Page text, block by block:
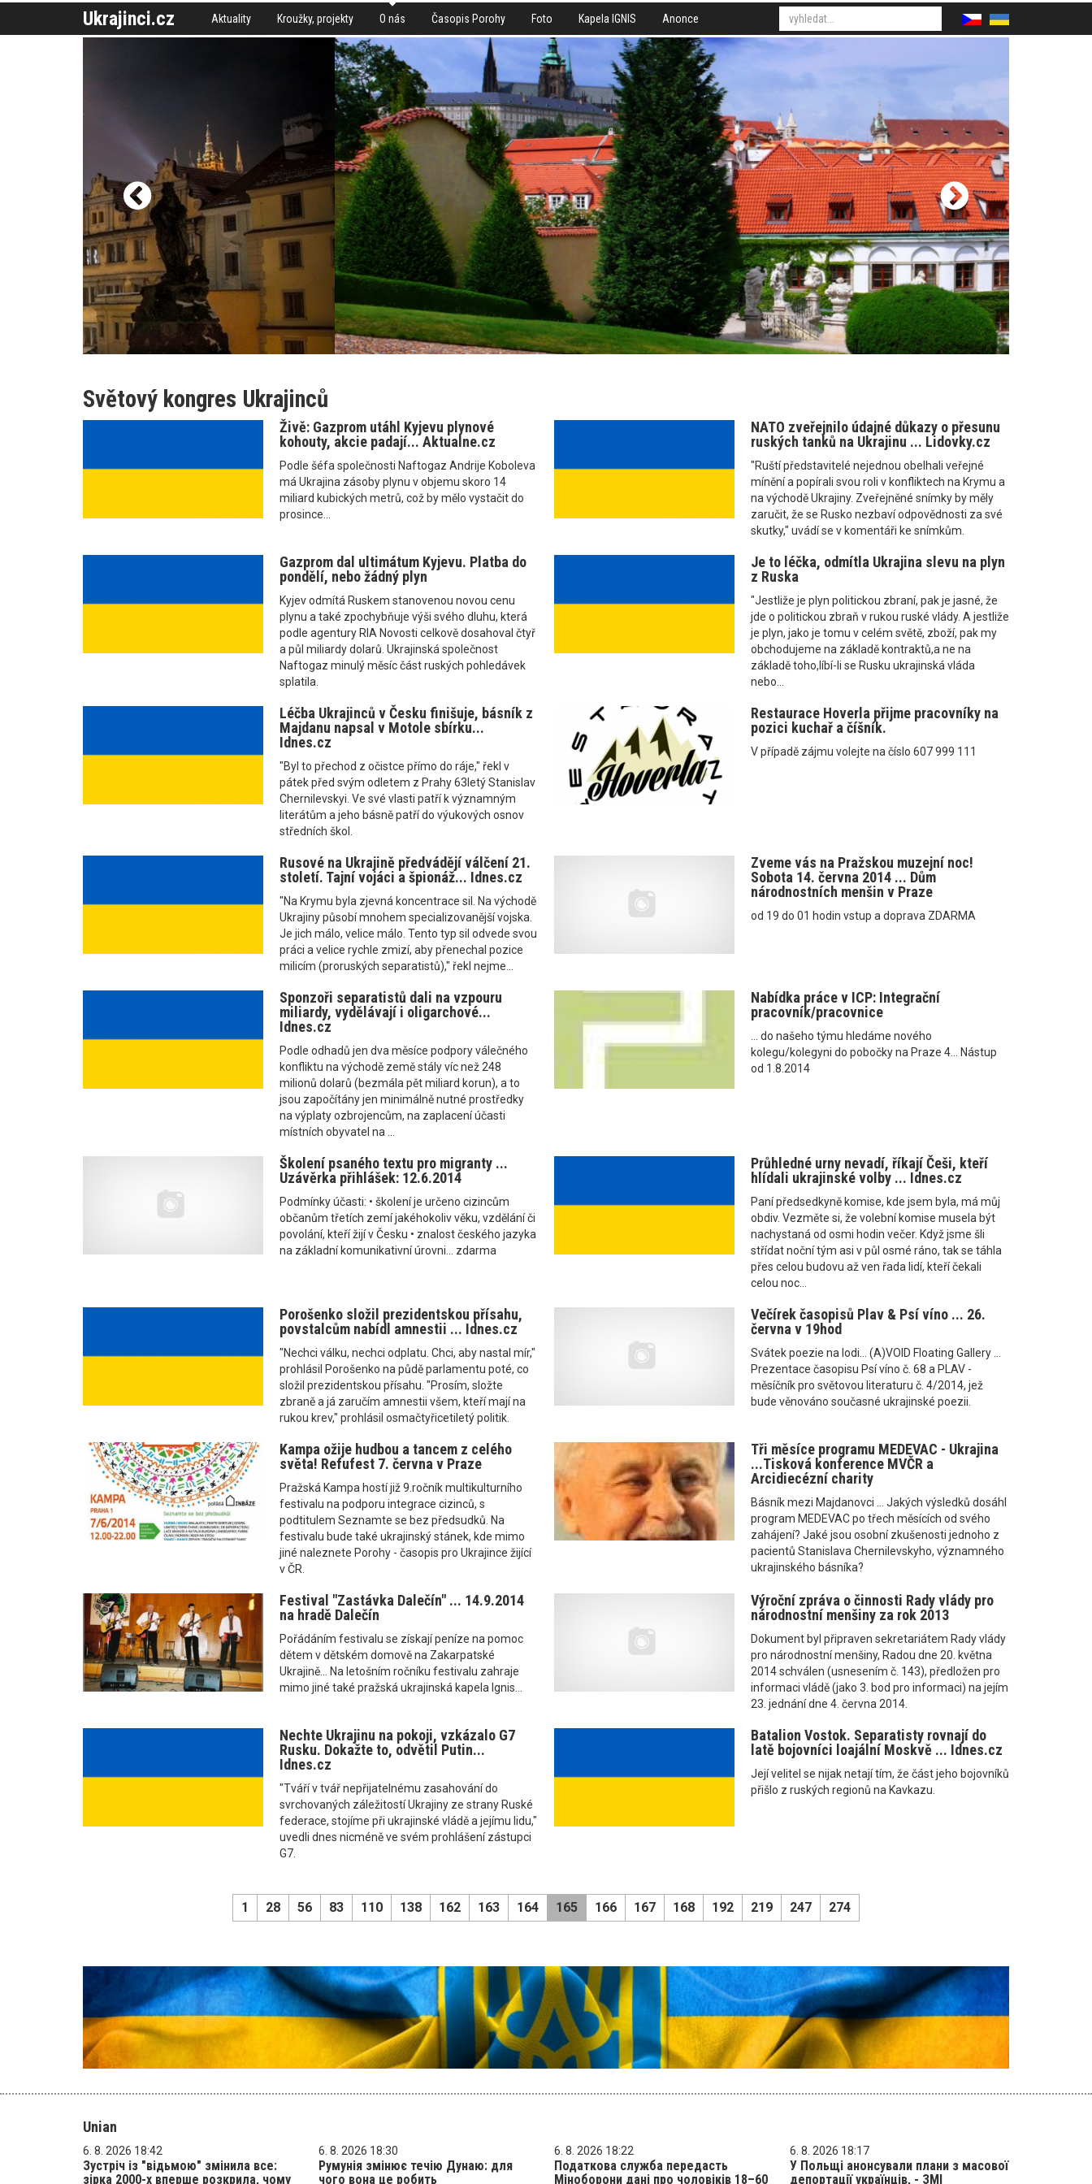
Ukrajinci.cz Aktuality Kroužky, projekty O nás Časopis Porohy Foto Kapela IGNIS Anonce
Světový kongres Ukrajinců
Živě: Gazprom utáhl Kyjevu plynové
kohouty, akcie padají... Aktualne.cz
Podle šéfa společnosti Naftogaz Andrije Koboleva
má Ukrajina zásoby plynu v objemu skoro 14
miliard kubických metrů, což by mělo vystačit do
prosince...
NATO zveřejnilo údajné důkazy o přesunu
ruských tanků na Ukrajinu ... Lidovky.cz
"Ruští představitelé nejednou obelhali veřejné
mínění a popírali svou roli v konfliktech na Krymu a
na východě Ukrajiny. Zveřejněné snímky by měly
zaručit, že se Rusko nezbaví odpovědnosti za své
skutky," uvádí se v komentáři ke snímkům.
Gazprom dal ultimátum Kyjevu. Platba do
pondělí, nebo žádný plyn
Kyjev odmítá Ruskem stanovenou novou cenu
plynu a také zpochybňuje výši svého dluhu, která
podle agentury RIA Novosti celkově dosahoval čtyř
a půl miliardy dolarů. Ukrajinská společnost
Naftogaz minulý měsíc část ruských pohledávek
splatila.
Je to léčka, odmítla Ukrajina slevu na plyn
z Ruska
"Jestliže je plyn politickou zbraní, pak je jasné, že
jde o politickou zbraň v rukou ruské vlády. A jestliže
je plyn, jako je tomu v celém světě, zboží, pak my
obchodujeme na základě kontraktů,a ne na
základě toho,líbí-li se Rusku ukrajinská vláda
nebo...
Léčba Ukrajinců v Česku finišuje, básník z
Majdanu napsal v Motole sbírku...
Idnes.cz
"Byl to přechod z očistce přímo do ráje," řekl v
pátek před svým odletem z Prahy 63letý Stanislav
Chernilevskyi. Ve své vlasti patří k významným
literátům a jeho básně patří do výukových osnov
středních škol.
Restaurace Hoverla přijme pracovníky na
pozici kuchař a číšník.
V případě zájmu volejte na číslo 607 999 111
Rusové na Ukrajině předvádějí válčení 21.
století. Tajní vojáci a špionáž... Idnes.cz
"Na Krymu byla zjevná koncentrace sil. Na východě
Ukrajiny působí mnohem specializovanější vojska.
Je jich málo, velice málo. Tento typ sil odvede svou
práci a velice rychle zmizí, aby přenechal pozice
milicím (proruských separatistů)," řekl nejme...
Zveme vás na Pražskou muzejní noc!
Sobota 14. června 2014 ... Dům
národnostních menšin v Praze
od 19 do 01 hodin vstup a doprava ZDARMA
Sponzoři separatistů dali na vzpouru
miliardy, vydělávají i oligarchové...
Idnes.cz
Podle odhadů jen dva měsíce podpory válečného
konfliktu na východě země stály víc než 248
milionů dolarů (bezmála pět miliard korun), a to
jsou započítány jen minimálně nutné prostředky
na výplaty ozbrojencům, na zaplacení účasti
místních obyvatel na ...
Nabídka práce v ICP: Integrační
pracovník/pracovnice
... do našeho týmu hledáme nového
kolegu/kolegyni do pobočky na Praze 4... Nástup
od 1.8.2014
Školení psaného textu pro migranty ...
Uzávěrka přihlášek: 12.6.2014
Podmínky účasti: • školení je určeno cizincům
občanům třetích zemí jakéhokoliv věku, vzdělání či
povolání, kteří žijí v Česku • znalost českého jazyka
na základní komunikativní úrovni... zdarma
Průhledné urny nevadí, říkají Češi, kteří
hlídali ukrajinské volby ... Idnes.cz
Paní předsedkyně komise, kde jsem byla, má můj
obdiv. Vezměte si, že volební komise musela být
nachystaná od osmi hodin večer. Když jsme šli
střídat noční tým asi v půl osmé ráno, tak se táhla
přes celou budovu až ven řada lidí, kteří čekali
celou noc...
Porošenko složil prezidentskou přísahu,
povstalcům nabídl amnestii ... Idnes.cz
"Nechci válku, nechci odplatu. Chci, aby nastal mír,"
prohlásil Porošenko na půdě parlamentu poté, co
složil prezidentskou přísahu. "Prosím, složte
zbraně a já zaručím amnestii všem, kteří mají na
rukou krev," prohlásil osmačtyřicetiletý politik.
Večírek časopisů Plav & Psí víno ... 26.
června v 19hod
Svátek poezie na lodi... (A)VOID Floating Gallery ...
Prezentace časopisu Psí víno č. 68 a PLAV -
měsíčník pro světovou literaturu č. 4/2014, jež
bude věnováno současné ukrajinské poezii.
Kampa ožije hudbou a tancem z celého
světa! Refufest 7. června v Praze
Pražská Kampa hostí již 9.ročník multikulturního
festivalu na podporu integrace cizinců, s
podtitulem Seznamte se bez předsudků. Na
festivalu bude také ukrajinský stánek, kde mimo
jiné naleznete Porohy - časopis pro Ukrajince žijící
v ČR.
Tři měsíce programu MEDEVAC - Ukrajina
...Tisková konference MVČR a
Arcidiecézní charity
Básník mezi Majdanovci ... Jakých výsledků dosáhl
program MEDEVAC po třech měsících od svého
zahájení? Jaké jsou osobní zkušenosti jednoho z
pacientů Stanislava Chernilevskyho, významného
ukrajinského básníka?
Festival "Zastávka Dalečín" ... 14.9.2014
na hradě Dalečín
Pořádáním festivalu se získají peníze na pomoc
dětem v dětském domově na Zakarpatské
Ukrajině... Na letošním ročníku festivalu zahraje
mimo jiné také pražská ukrajinská kapela Ignis...
Výroční zpráva o činnosti Rady vlády pro
národnostní menšiny za rok 2013
Dokument byl připraven sekretariátem Rady vlády
pro národnostní menšiny, Radou dne 20. května
2014 schválen (usnesením č. 143), předložen pro
informaci vládě (jako 3. bod pro informaci) na jejím
23. jednání dne 4. června 2014.
Nechte Ukrajinu na pokoji, vzkázalo G7
Rusku. Dokažte to, odvětil Putin...
Idnes.cz
"Tváří v tvář nepřijatelnému zasahování do
svrchovaných záležitostí Ukrajiny ze strany Ruské
federace, stojíme při ukrajinské vládě a jejímu lidu,"
uvedli dnes nicméně ve svém prohlášení zástupci
G7.
Batalion Vostok. Separatisty rovnají do
latě bojovníci loajální Moskvě ... Idnes.cz
Její velitel se nijak netají tím, že část jeho bojovníků
přišlo z ruských regionů na Kavkazu.
1 28 56 83 110 138 162 163 164 165 166 167 168 192 219 247 274
Unian
6. 8. 2026 18:42
Зустріч із "відьмою" змінила все:
зірка 2000-х вперше розкрила, чому
6. 8. 2026 18:30
Румунія змінює течію Дунаю: для
чого вона це робить
6. 8. 2026 18:22
Податкова служба передасть
Міноборони дані про чоловіків 18–60
6. 8. 2026 18:17
У Польщі анонсували плани з масової
депортації українців, - ЗМІ